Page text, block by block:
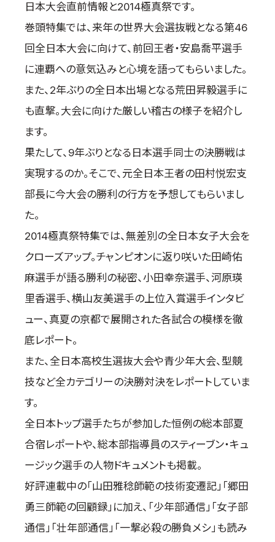
本部からのお知らせ
公式大会
公式記録
試合規則
入門のご案内
一般の部・壮年部の方
会員制度
取材のお申し込み
よくある質問
本サイトについて
プライバシーポリシー
サイトマップ
日本語
English
日本大会直前情報と2014極真祭です。
巻頭特集では、来年の世界大会選抜戦となる第46
回全日本大会に向けて、前回王者・安島喬平選手
に連覇への意気込みと心境を語ってもらいました。
また、2年ぶりの全日本出場となる荒田昇毅選手に
も直撃。大会に向けた厳しい稽古の様子を紹介し
ます。
果たして、9年ぶりとなる日本選手同士の決勝戦は
実現するのか。そこで、元全日本王者の田村悦宏支
部長に今大会の勝利の行方を予想してもらいまし
た。
2014極真祭特集では、無差別の全日本女子大会を
クローズアップ。チャンピオンに返り咲いた田崎佑
麻選手が語る勝利の秘密、小田幸奈選手、河原瑛
里香選手、横山友美選手の上位入賞選手インタビ
ュー、真夏の京都で展開された各試合の模様を徹
底レポート。
また、全日本高校生選抜大会や青少年大会、型競
技など全カテゴリーの決勝対決をレポートしていま
す。
全日本トップ選手たちが参加した恒例の総本部夏
合宿レポートや、総本部指導員のスティーブン・キュ
ージック選手の人物ドキュメントも掲載。
好評連載中の「山田雅稔師範の技術変遷記」「郷田
勇三師範の回顧録」に加え、「少年部通信」「女子部
通信」「壮年部通信」「一撃必殺の勝負メシ」も読み